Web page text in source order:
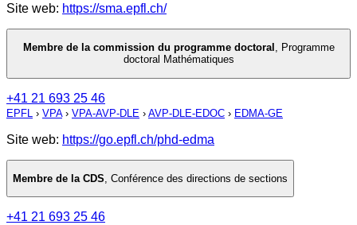
Site web: https://sma.epfl.ch/
Membre de la commission du programme doctoral , Programme
doctoral Mathématiques
+41 21 693 25 46
EPFL › VPA› VPA-AVP-DLE › AVP-DLE-EDOC › EDMA-GE
Site web: https://go.epfl.ch/phd-edma
Membre de la CDS, Conférence des directions de sections
+41 21 693 25 46